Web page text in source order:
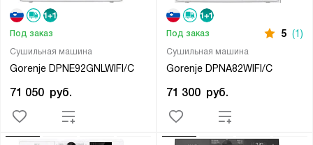
Сушильная машина
Gorenje DPNE92GNLWIFI/C
Под заказ
71 050 руб.
Сушильная машина
Gorenje DPNA82WIFI/C
Под заказ 5 (1)
71 300 руб.